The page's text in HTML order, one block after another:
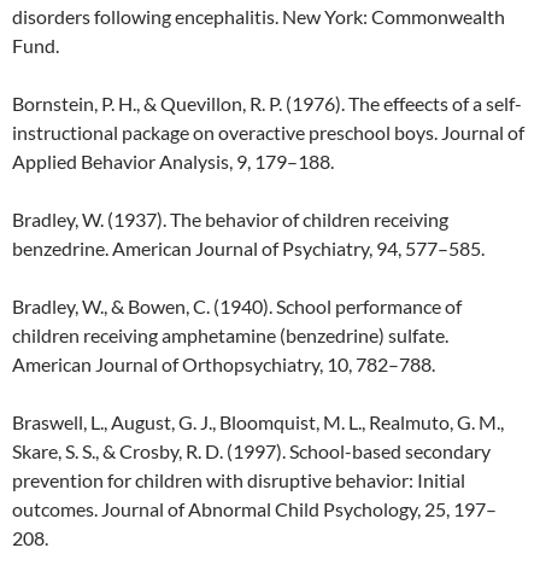
disorders following encephalitis. New York: Commonwealth
Fund.
Bornstein, P. H., & Quevillon, R. P. (1976). The effeects of a self-
instructional package on overactive preschool boys. Journal of
Applied Behavior Analysis, 9, 179–188.
Bradley, W. (1937). The behavior of children receiving
benzedrine. American Journal of Psychiatry, 94, 577–585.
Bradley, W., & Bowen, C. (1940). School performance of
children receiving amphetamine (benzedrine) sulfate.
American Journal of Orthopsychiatry, 10, 782–788.
Braswell, L., August, G. J., Bloomquist, M. L., Realmuto, G. M.,
Skare, S. S., & Crosby, R. D. (1997). School-based secondary
prevention for children with disruptive behavior: Initial
outcomes. Journal of Abnormal Child Psychology, 25, 197–
208.